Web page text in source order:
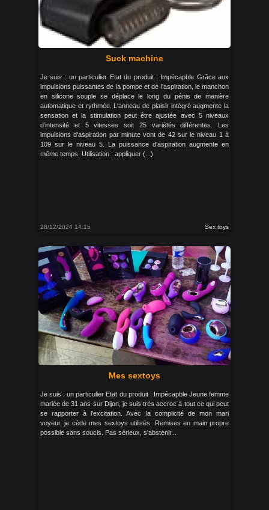
Suck machine
Je suis : un particulier Etat du produit : Impécapble Grâce aux
impulsions puissantes de la pompe et de l'aspiration, le manchon
en silicone souple se déplace le long du pénis de manière
automatique et rythmée. L'anneau de plaisir intégré augmente la
sensation et la stimulation peut être ajustée avec 5 niveaux
d'intensité et 5 vitesses soit 25 variétés différentes. Les
impulsions d'aspiration par minute vont de 42 sur le niveau 1 à
109 sur le niveau 5. La puissance d'aspiration augmente en
même temps. Utilisation : appliquer (...)
28/12/2024 14:15 Sex toys
Mes sextoys
Je suis : un particulier Etat du produit : Impécapble Jeune femme
mariée de 31 ans sur Dijon, je suis très accroc à tout ce qui peut
se rapporter à l'excitation. Avec la complicité de mon mari
voyeur, je cède mes sextoys utilisés. Remises en main propre
possible sans soucis. Pas sérieux, s'abstenir...